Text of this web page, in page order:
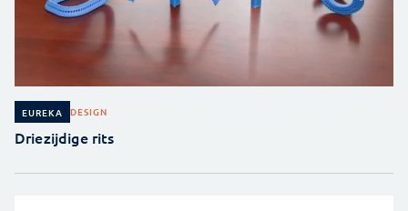
EUREKA DESIGN
Driezijdige rits